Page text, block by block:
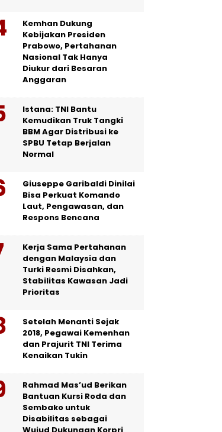
Kemhan Dukung
Kebijakan Presiden
Prabowo, Pertahanan
Nasional Tak Hanya
Diukur dari Besaran
Anggaran
Istana: TNI Bantu
Kemudikan Truk Tangki
BBM Agar Distribusi ke
SPBU Tetap Berjalan
Normal
Giuseppe Garibaldi Dinilai
Bisa Perkuat Komando
Laut, Pengawasan, dan
Respons Bencana
Kerja Sama Pertahanan
dengan Malaysia dan
Turki Resmi Disahkan,
Stabilitas Kawasan Jadi
Prioritas
Setelah Menanti Sejak
2018, Pegawai Kemenhan
dan Prajurit TNI Terima
Kenaikan Tukin
Rahmad Mas’ud Berikan
Bantuan Kursi Roda dan
Sembako untuk
Disabilitas sebagai